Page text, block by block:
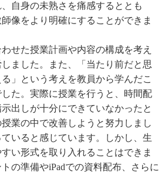
自身の未熟さを痛感するととも
像をより明確にすることができま
せた授業計画や内容の構成を考え
ました。また、「当たり前だと思
」という考えを教員から学んだこ
た。実際に授業を行うと、時間配
出しが十分にできていなかったと
業の中で改善しようと努力しまし
いると感じています。しかし、生
い形式を取り入れることはできま
の準備やiPadでの資料配布、さらに